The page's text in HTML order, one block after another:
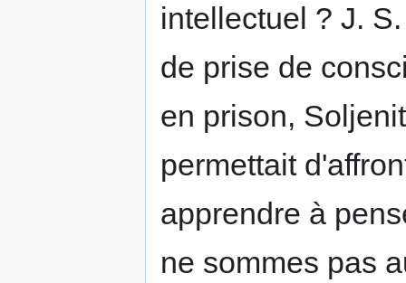
intellectuel ? J.
de prise de
en prison,
permettait
apprendre à
ne sommes pas